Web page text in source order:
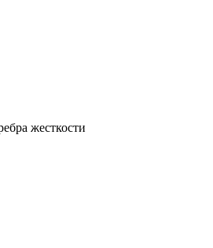
жесткости